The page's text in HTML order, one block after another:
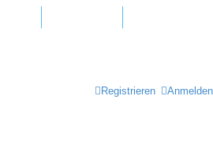
Anmelden
Registrieren